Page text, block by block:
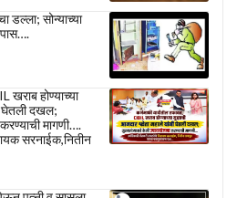
डल्ला; सोन्याच्या
खराब होण्याच्या
घेतली दखल;
मागणी….
सरनाईक,नितीन